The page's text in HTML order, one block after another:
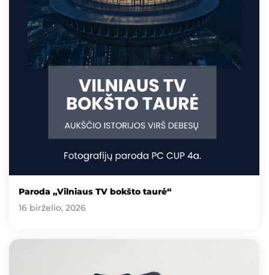
Paroda „Vilniaus TV bokšto taurė“
16 birželio, 2026